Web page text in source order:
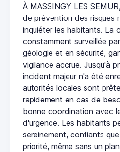
À MASSINGY LES
de prévention des risques
inquiéter les habitants. La
constamment surveillée
géologie et en sécurité,
vigilance accrue. Jusqu'à
incident majeur n'a été
autorités locales sont
rapidement en cas de
bonne coordination avec
d'urgence. Les habitants
sereinement, confiants
priorité, même sans un